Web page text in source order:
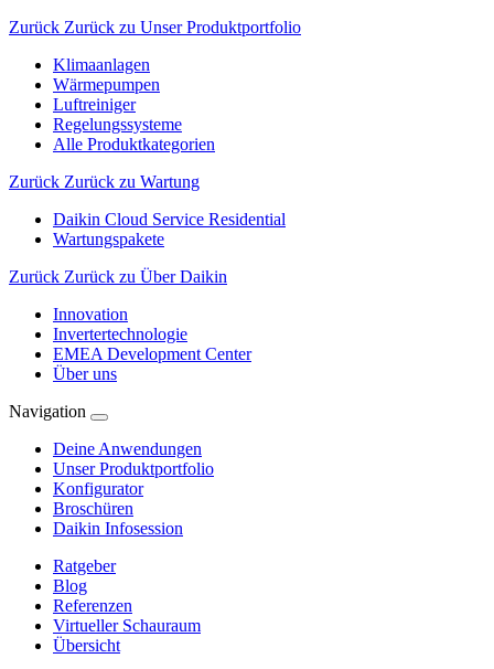
Zurück Zurück zu Unser Produktportfolio
Klimaanlagen
Wärmepumpen
Luftreiniger
Regelungssysteme
Alle Produktkategorien
Zurück Zurück zu Wartung
Daikin Cloud Service Residential
Wartungspakete
Zurück Zurück zu Über Daikin
Innovation
Invertertechnologie
EMEA Development Center
Über uns
Navigation
Deine Anwendungen
Unser Produktportfolio
Konfigurator
Broschüren
Daikin Infosession
Ratgeber
Blog
Referenzen
Virtueller Schauraum
Übersicht